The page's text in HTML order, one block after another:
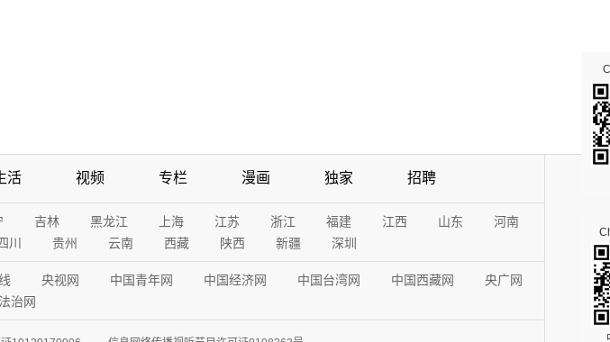
活 视频 专栏 漫画 独家 招聘
吉林 黑龙江 上海 江苏 浙江 福建 江西 山东
河南
川 贵州 云南 西藏 陕西 新疆 深圳
央视网 中国青年网 中国经济网 中国台湾网 中国西藏网
央广网
法治网